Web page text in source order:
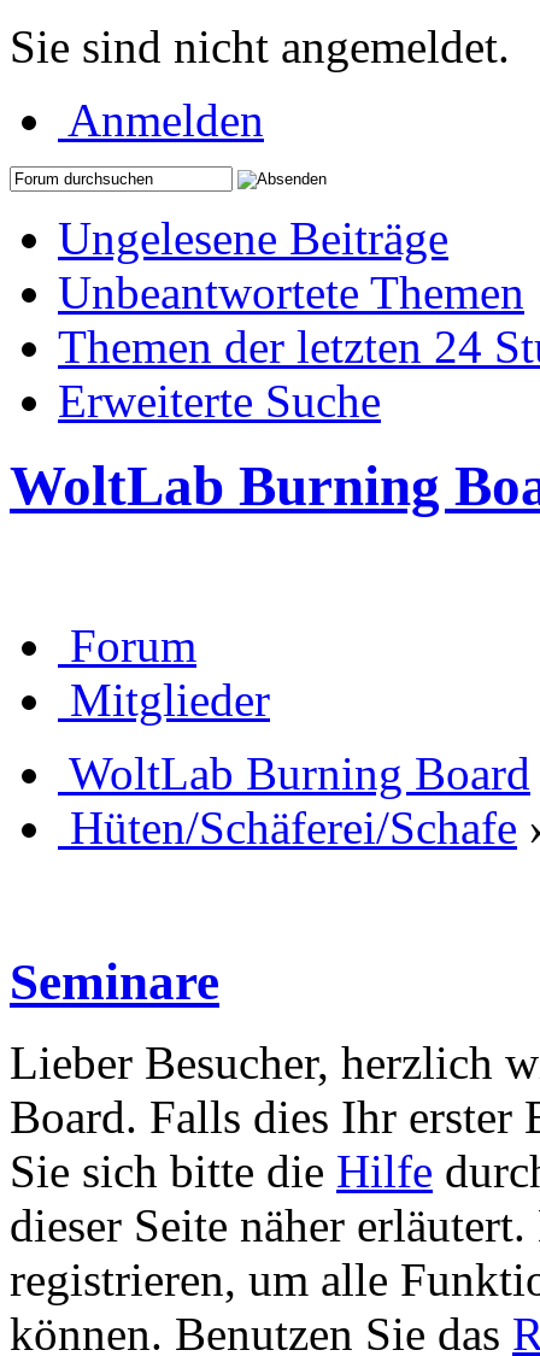
Sie sind nicht angemeldet.
Anmelden
Ungelesene Beiträge
Unbeantwortete Themen
Themen der letzten 24
Erweiterte Suche
WoltLab Burning
Forum
Mitglieder
WoltLab Burning Board
Hüten/Schäferei/Schafe
Seminare
Lieber Besucher, herzlich
Board. Falls dies Ihr erster
Sie sich bitte die Hilfe
dieser Seite näher
registrieren, um alle
können. Benutzen Sie das